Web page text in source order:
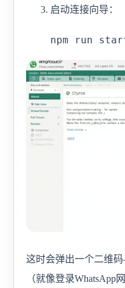
启动连接向导：
npm run
这时会弹出一个二维
（就像登录